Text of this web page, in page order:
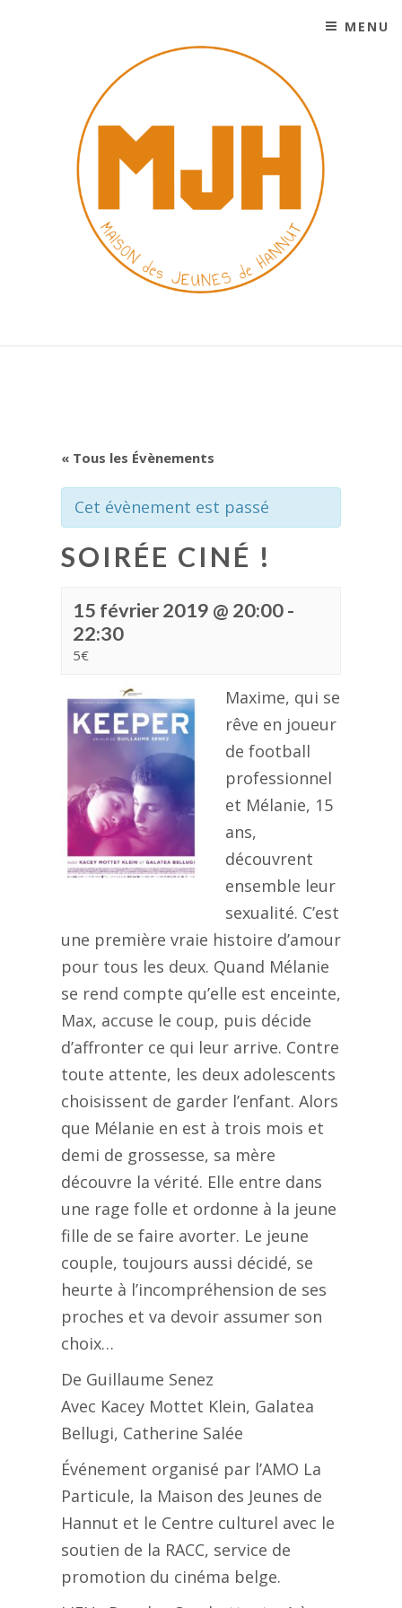
MENU
« Tous les Évènements
Cet évènement est passé
SOIRÉE CINÉ !
15 février 2019 @ 20:00-
22:30
5€
Maxime, qui se
rêve en joueur
de football
professionnel
et Mélanie, 15
ans,
découvrent
ensemble leur
sexualité. C’est
une première vraie histoire d’amour
pour tous les deux. Quand Mélanie
se rend compte qu’elle est enceinte,
Max, accuse le coup, puis décide
d’affronter ce qui leur arrive. Contre
toute attente, les deux adolescents
choisissent de garder l’enfant. Alors
que Mélanie en est à trois mois et
demi de grossesse, sa mère
découvre la vérité. Elle entre dans
une rage folle et ordonne à la jeune
fille de se faire avorter. Le jeune
couple, toujours aussi décidé, se
heurte à l’incompréhension de ses
proches et va devoir assumer son
choix…
De Guillaume Senez
Avec Kacey Mottet Klein, Galatea
Bellugi, Catherine Salée
Événement organisé par l’AMO La
Particule, la Maison des Jeunes de
Hannut et le Centre culturel avec le
soutien de la RACC, service de
promotion du cinéma belge.